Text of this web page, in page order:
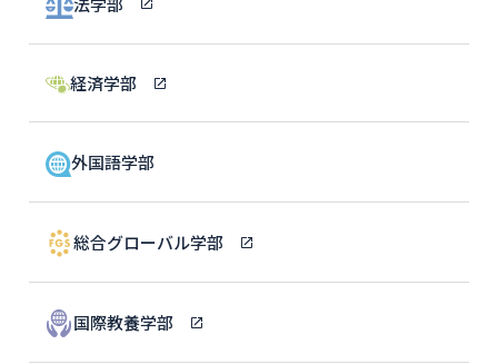
経済学部
外国語学部
総合グローバル学部
国際教養学部